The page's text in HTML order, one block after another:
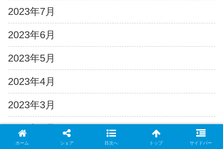
2023年7月
2023年6月
2023年5月
2023年4月
2023年3月
2023年2月
ホーム シェア 目次へ トップ サイドバー